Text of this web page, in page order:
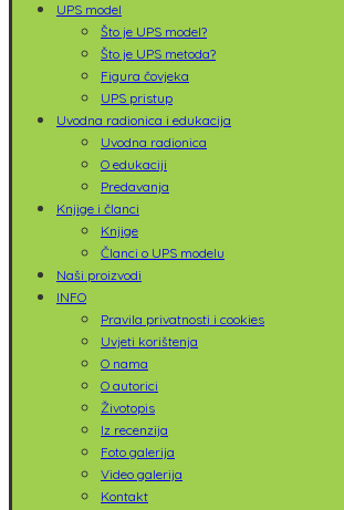
UPS model
Što je UPS model?
Što je UPS metoda?
Figura čovjeka
UPS pristup
Uvodna radionica i edukacija
Uvodna radionica
O edukaciji
Predavanja
Knjige i članci
Knjige
Članci o UPS modelu
Naši proizvodi
INFO
Pravila privatnosti i cookies
Uvjeti korištenja
O nama
O autorici
Životopis
Iz recenzija
Foto galerija
Video galerija
Kontakt